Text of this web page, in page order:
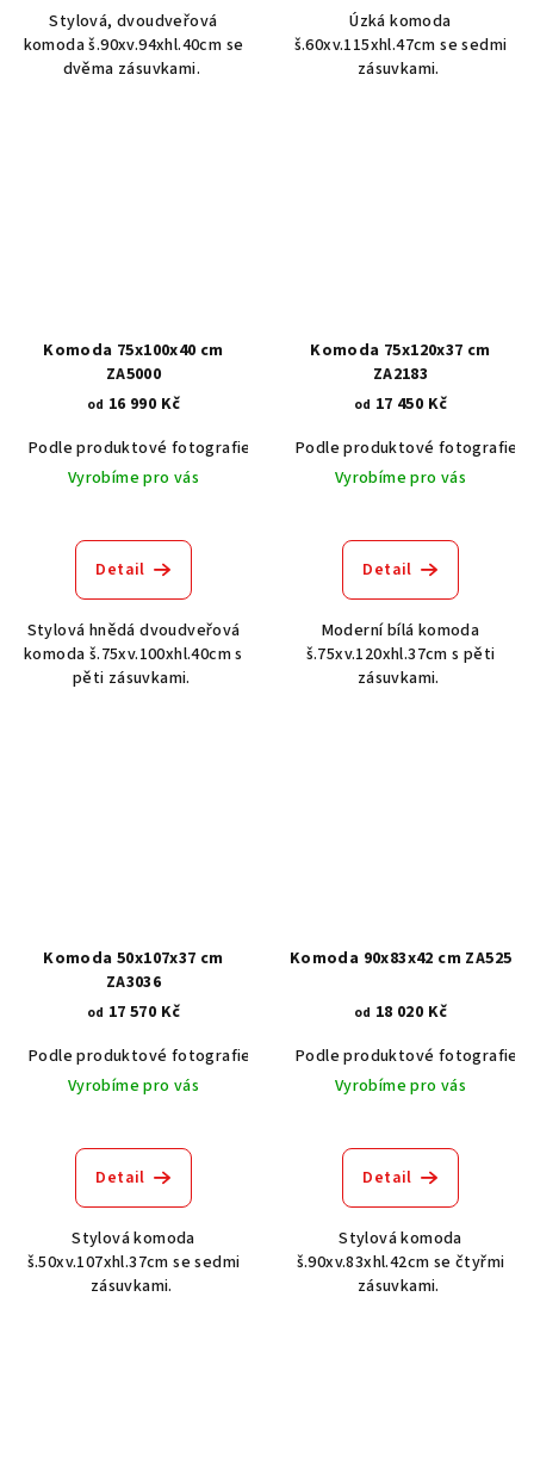
Stylová, dvoudveřová
komoda š.90xv.94xhl.40cm se
dvěma zásuvkami.
Úzká komoda
š.60xv.115xhl.47cm se sedmi
zásuvkami.
Komoda 75x100x40 cm
ZA5000
od 16 990 Kč
Podle produktové fotografie
Akát vintage BT1551
Ořech
Vyrobíme pro vás
Detail
Stylová hnědá dvoudveřová
komoda š.75xv.100xhl.40cm s
pěti zásuvkami.
Komoda 75x120x37 cm
ZA2183
od 17 450 Kč
Podle produktové fotografie
Vyrobíme pro vás
Detail
Moderní bílá komoda
š.75xv.120xhl.37cm s pěti
zásuvkami.
Komoda 50x107x37 cm
ZA3036
od 17 570 Kč
Podle produktové fotografie
Akát vintage BT1551
Dub světlý
Vyrobíme pro vás
Detail
Stylová komoda
š.50xv.107xhl.37cm se sedmi
zásuvkami.
Komoda 90x83x42 cm ZA525
od 18 020 Kč
Podle produktové fotografie
Vyrobíme pro vás
Detail
Stylová komoda
š.90xv.83xhl.42cm se čtyřmi
zásuvkami.